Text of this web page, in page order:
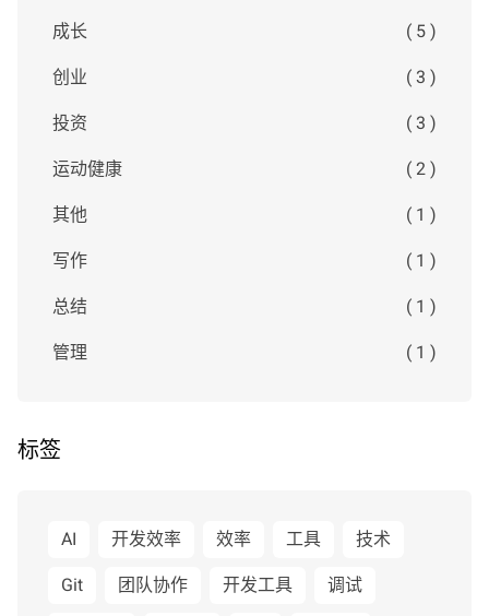
成长
( 5 )
创业
( 3 )
投资
( 3 )
运动健康
( 2 )
其他
( 1 )
写作
( 1 )
总结
( 1 )
管理
( 1 )
标签
AI 开发效率 效率 工具
技术
Git
团队协作 开发工具
调试